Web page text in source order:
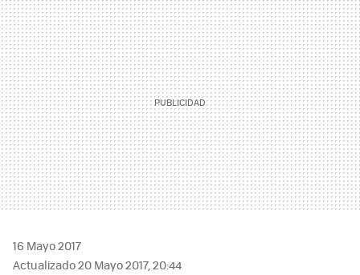
MAIL
16 Mayo 2017
Actualizado 20 Mayo 2017, 20:44